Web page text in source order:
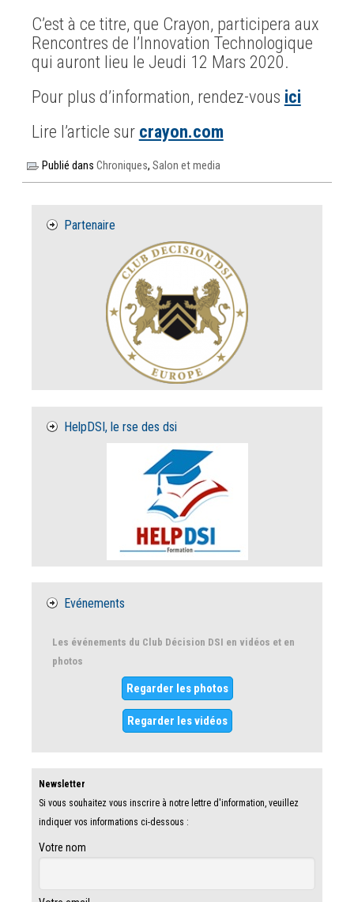
C’est à ce titre, que Crayon, participera aux
Rencontres de l’Innovation Technologique
qui auront lieu le Jeudi 12 Mars 2020.
Pour plus d’information, rendez-vous ici
Lire l’article sur crayon.com
Publié dansChroniques,Salon et media
Partenaire
HelpDSI, le rse des dsi
Evénements
Les événements du Club Décision DSI en vidéos et en
photos
Regarder les photos
Regarder les vidéos
Newsletter
Si vous souhaitez vous inscrire à notre lettre d'information, veuillez
indiquer vos informations ci-dessous :
Votre nom